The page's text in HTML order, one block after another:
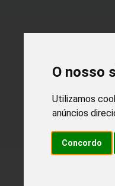
O nosso
Utilizamos
anúncios
Concordo